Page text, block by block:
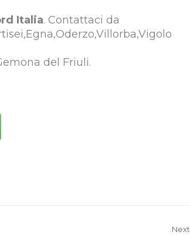
Italia. Contattaci da
del Friuli.
Next